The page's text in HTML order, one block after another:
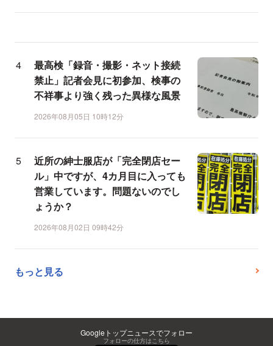
最高検「録音・撮影・ネット接続
禁止」記者会見に初参加、検事の
不祥事より強く残った異様な風景
2026年08月05日 10時12分
近所の紳士服店が「完全閉店セー
ル」中ですが、4カ月目に入っても
営業しています。問題ないのでし
ょうか？
2026年08月02日 09時42分
もっと見る
Googleトップニュースでフォロー
フォローの仕方はこちら